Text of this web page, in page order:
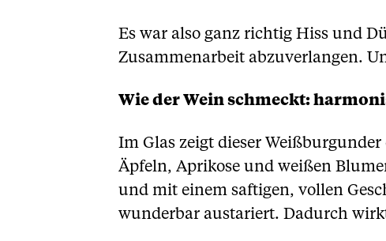
Es war also ganz richtig Hiss und
Zusammenarbeit abzuverlangen.
Wie der Wein schmeckt:
Im Glas zeigt dieser
Äpfeln, Aprikose und weißen
und mit einem saftigen, vollen
wunderbar austariert. Dadurch